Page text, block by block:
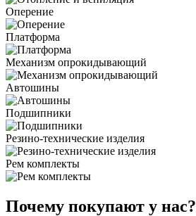
Оперение
Платформа
Механизм опрокидывающий
Автошины
Подшипники
Резино-технические изделия
Рем комплекты
Почему покупают у нас?